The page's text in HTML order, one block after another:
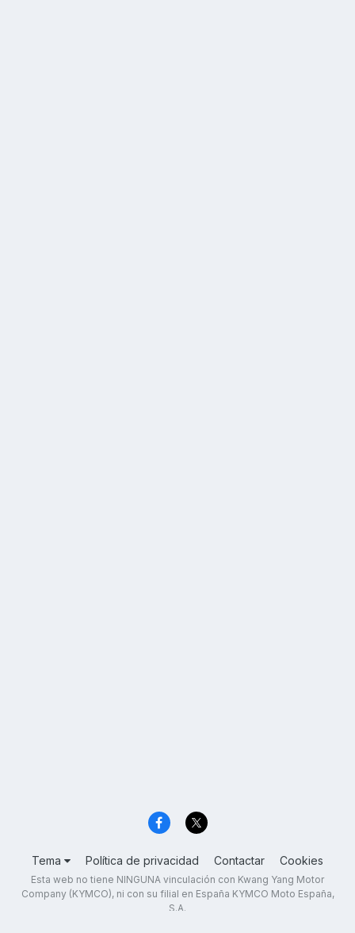
Tema Política de privacidad Contactar Cookies
Esta web no tiene NINGUNA vinculación con Kwang Yang Motor
Company (KYMCO), ni con su filial en España KYMCO Moto España,
S.A.